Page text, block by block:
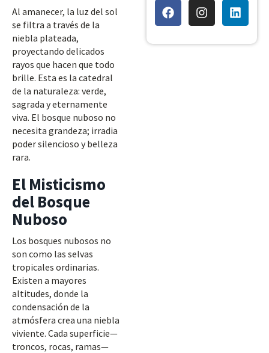
Al amanecer, la luz del sol
se filtra a través de la
niebla plateada,
proyectando delicados
rayos que hacen que todo
brille. Esta es la catedral
de la naturaleza: verde,
sagrada y eternamente
viva. El bosque nuboso no
necesita grandeza; irradia
poder silencioso y belleza
rara.
El Misticismo
del Bosque
Nuboso
Los bosques nubosos no
son como las selvas
tropicales ordinarias.
Existen a mayores
altitudes, donde la
condensación de la
atmósfera crea una niebla
viviente. Cada superficie—
troncos, rocas, ramas—